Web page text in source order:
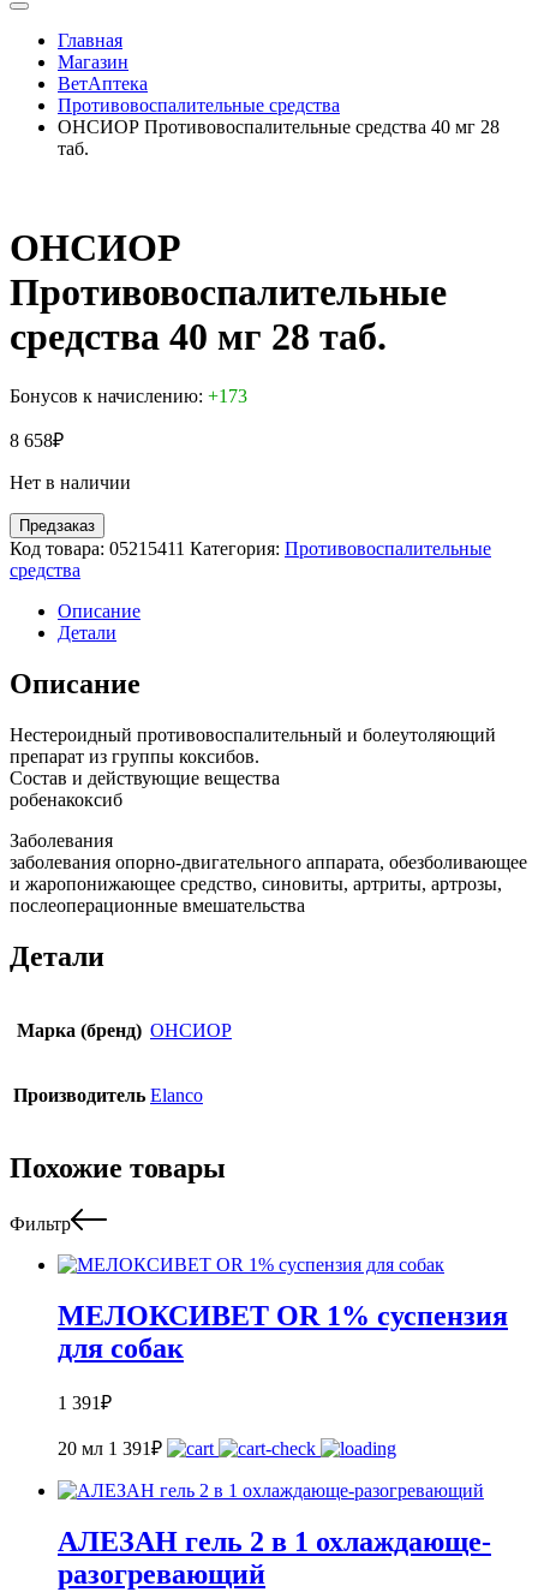
Главная
Магазин
ВетАптека
Противовоспалительные средства
ОНСИОР Противовоспалительные средства 40 мг 28
таб.
ОНСИОР
Противовоспалительные
средства 40 мг 28 таб.
Бонусов к начислению: +173
8 658₽
Нет в наличии
Предзаказ
Код товара: 05215411 Категория: Противовоспалительные
средства
Описание
Детали
Описание
Нестероидный противовоспалительный и болеутоляющий
препарат из группы коксибов.
Состав и действующие вещества
робенакоксиб
Заболевания
заболевания опорно-двигательного аппарата, обезболивающее
и жаропонижающее средство, синовиты, артриты, артрозы,
послеоперационные вмешательства
Детали
Марка (бренд) ОНСИОР
Производитель Elanco
Похожие товары
Фильтр
МЕЛОКСИВЕТ OR 1% суспензия
для собак
1 391₽
20 мл 1 391₽
АЛЕЗАН гель 2 в 1 охлаждающе-
разогревающий